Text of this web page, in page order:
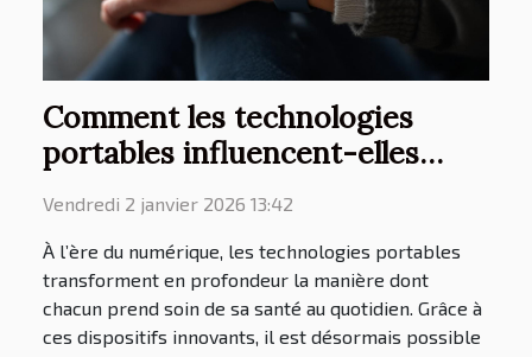
Comment les technologies
portables influencent-elles
notre santé quotidienne ?
Vendredi 2 janvier 2026 13:42
À l’ère du numérique, les technologies portables
transforment en profondeur la manière dont
chacun prend soin de sa santé au quotidien. Grâce à
ces dispositifs innovants, il est désormais possible